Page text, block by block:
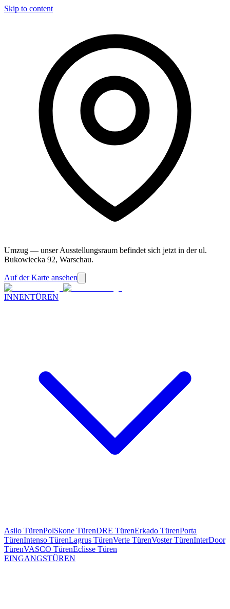
Skip to content
Umzug — unser Ausstellungsraum befindet sich jetzt in der ul.
Bukowiecka 92, Warschau.
Auf der Karte ansehen
INNENTÜREN
Asilo TürenPolSkone TürenDRE TürenErkado TürenPorta
TürenIntenso TürenLagrus TürenVerte TürenVoster TürenInterDoor
TürenVASCO TürenEclisse Türen
EINGANGSTÜREN